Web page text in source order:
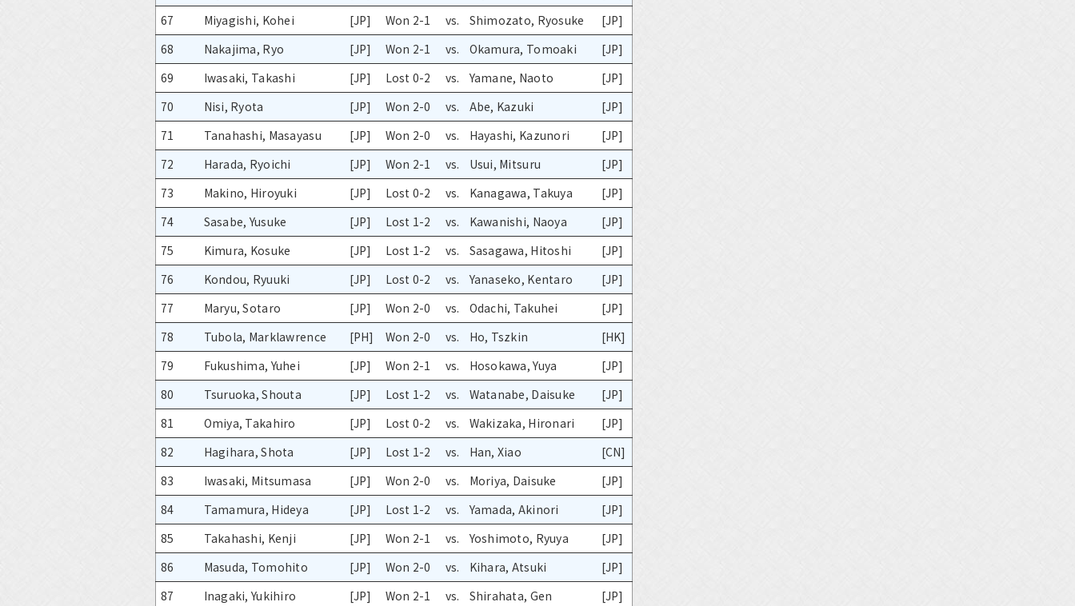
67
Miyagishi, Kohei [JP] Won 2-1 vs. Shimozato, Ryosuke
[JP]
68
Nakajima, Ryo [JP] Won 2-1 vs. Okamura, Tomoaki
[JP]
69
Iwasaki, Takashi [JP] Lost 0-2 vs. Yamane, Naoto
[JP]
70
Nisi, Ryota [JP] Won 2-0 vs. Abe, Kazuki
[JP]
71
Tanahashi, Masayasu [JP] Won 2-0 vs. Hayashi, Kazunori
[JP]
72
Harada, Ryoichi [JP] Won 2-1 vs. Usui, Mitsuru
[JP]
73
Makino, Hiroyuki [JP] Lost 0-2 vs. Kanagawa, Takuya
[JP]
74
Sasabe, Yusuke [JP] Lost 1-2 vs. Kawanishi, Naoya
[JP]
75
Kimura, Kosuke [JP] Lost 1-2 vs. Sasagawa, Hitoshi
[JP]
76
Kondou, Ryuuki [JP] Lost 0-2 vs. Yanaseko, Kentaro
[JP]
77
Maryu, Sotaro [JP] Won 2-0 vs. Odachi, Takuhei
[JP]
78
Tubola, Marklawrence [PH] Won 2-0 vs. Ho, Tszkin
[HK]
79
Fukushima, Yuhei [JP] Won 2-1 vs. Hosokawa, Yuya
[JP]
80
Tsuruoka, Shouta [JP] Lost 1-2 vs. Watanabe, Daisuke
[JP]
81
Omiya, Takahiro [JP] Lost 0-2 vs. Wakizaka, Hironari
[JP]
82
Hagihara, Shota [JP] Lost 1-2 vs. Han, Xiao
[CN]
83
Iwasaki, Mitsumasa [JP] Won 2-0 vs. Moriya, Daisuke
[JP]
84
Tamamura, Hideya [JP] Lost 1-2 vs. Yamada, Akinori
[JP]
85
Takahashi, Kenji [JP] Won 2-1 vs. Yoshimoto, Ryuya
[JP]
86
Masuda, Tomohito [JP] Won 2-0 vs. Kihara, Atsuki
[JP]
87
Inagaki, Yukihiro [JP] Won 2-1 vs. Shirahata, Gen [JP]